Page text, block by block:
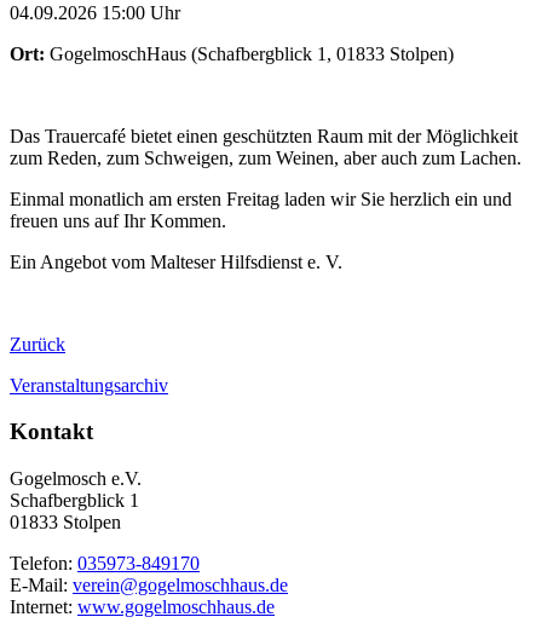
04.09.2026 15:00 Uhr
Ort: GogelmoschHaus (Schafbergblick 1, 01833 Stolpen)
Das Trauercafé bietet einen geschützten Raum mit der Möglichkeit
zum Reden, zum Schweigen, zum Weinen, aber auch zum Lachen.
Einmal monatlich am ersten Freitag laden wir Sie herzlich ein und
freuen uns auf Ihr Kommen.
Ein Angebot vom Malteser Hilfsdienst e. V.
Zurück
Veranstaltungsarchiv
Kontakt
Gogelmosch e.V.
Schafbergblick 1
01833 Stolpen
Telefon: 035973-849170
E-Mail: verein@gogelmoschhaus.de
Internet: www.gogelmoschhaus.de